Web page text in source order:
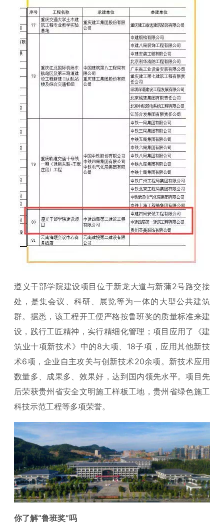
遵义干部学院建设项目位于新龙大道与新蒲2号路交接
处，是集会议、科研、展览等为一体的大型公共建筑
群。据悉，该工程开工便严格按鲁班奖的质量标准来建
设，践行工匠精神，实行精细化管理；项目应用了《建
筑业十项新技术》中的8大项、18子项，应用其他新技
术6项，企业自主攻关与创新技术20余项。新技术应用
数量多、成果多、效果好，达到国内领先水平。项目先
后荣获贵州省安全文明施工样板工地，贵州省绿色施工
科技示范工程等多项荣誉。
你了解“鲁班奖”吗